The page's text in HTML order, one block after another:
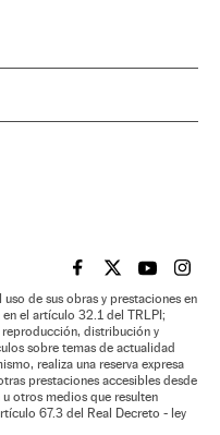
EL PAÍS BRASIL EN
EL PAÍSEL PAÍS
EL
de sus obras y prestaciones en
el artículo 32.1 del TRLPI;
reproducción, distribución y
sobre temas de actualidad
realiza una reserva expresa
prestaciones accesibles desde
otros medios que resulten
67.3 del Real Decreto - ley